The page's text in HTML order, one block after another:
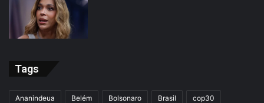
Tags
Ananindeua Belém Bolsonaro Brasil cop30